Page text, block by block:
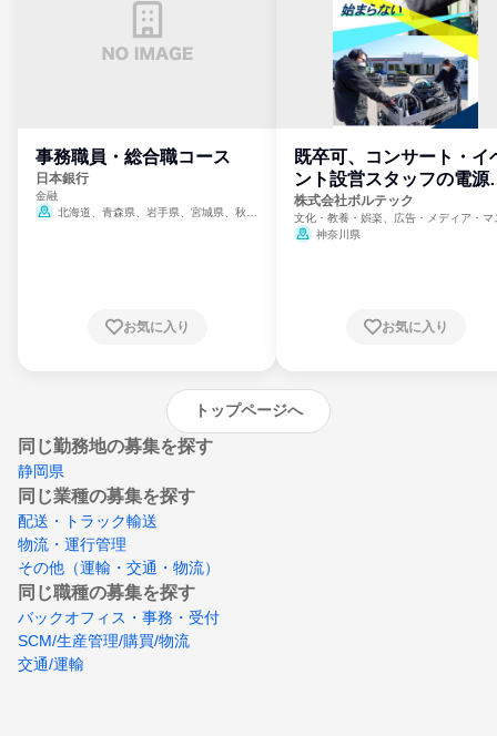
事務職員・総合職コース
日本銀行
金融
北海道、青森県、岩手県、宮城県、秋田
崎県、熊本県、大分県、宮崎県、鹿児島県、
お気に入り
既卒可、コンサート・イ
ント設営スタッフの電源
門
株式会社ボルテック
文化・教養・娯楽、広告・メディア・マ
ミ、電力・ガス・水道・エネルギー
神奈川県
お気に入り
トップページへ
同じ勤務地の募集を探す
静岡県
同じ業種の募集を探す
配送・トラック輸送
物流・運行管理
その他（運輸・交通・物流）
同じ職種の募集を探す
バックオフィス・事務・受付
SCM/生産管理/購買/物流
交通/運輸